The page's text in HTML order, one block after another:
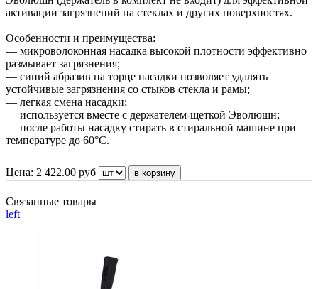
активации загрязнений на стеклах и других поверхностях.
Особенности и преимущества:
— микроволоконная насадка высокой плотности эффективно
размывает загрязнения;
— синий абразив на торце насадки позволяет удалять
устойчивые загрязнения со стыков стекла и рамы;
— легкая смена насадки;
— используется вместе с держателем-щеткой Эволюшн;
— после работы насадку стирать в стиральной машине при
температуре до 60°C.
Цена: 2 422.00 руб
Связанные товары
left